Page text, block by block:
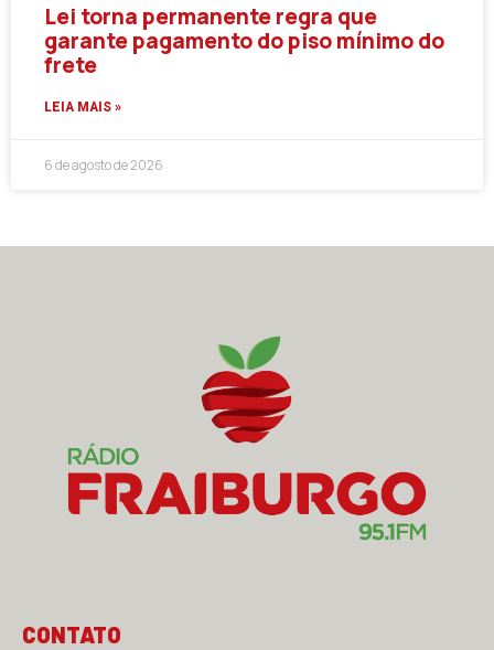
Lei torna permanente regra que
garante pagamento do piso mínimo do
frete
LEIA MAIS »
6 de agosto de 2026
CONTATO